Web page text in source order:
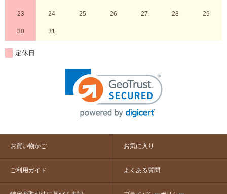
23 24 25 26 27 28 29
30 31
定休日
お買い物かご お気に入り
ご利用ガイド よくある質問